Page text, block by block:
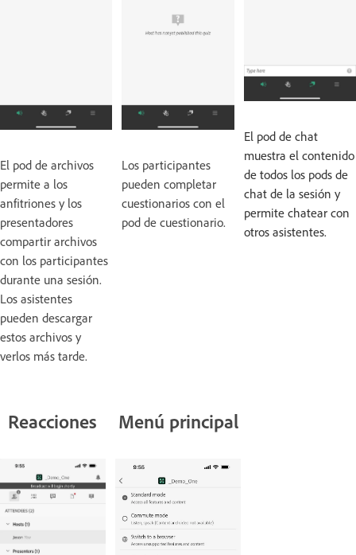
El pod de archivos
permite a los
anfitriones y los
presentadores
compartir archivos
con los participantes
durante una sesión.
Los asistentes
pueden descargar
estos archivos y
verlos más tarde.
Los participantes
pueden completar
cuestionarios con el
pod de cuestionario.
El pod de chat
muestra el contenido
de todos los pods de
chat de la sesión y
permite chatear con
otros asistentes.
Reacciones Menú principal